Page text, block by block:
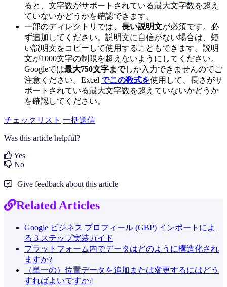
ると、文字数がサポートされている最大文字数を超え
ていないかどうかを確認できます。
一部のディレクトリでは、 長い説明文が必須です。必
ず追加してください。説明文に自信がない場合は、短
い説明文をコピーして使用することもできます。説明
文が1000文字の制限を超えないようにしてください。
Googleでは最大750文字までしか入力できませんのでご
注意ください。Excel でこの数式を使用して、長さがサ
ポートされている最大文字数を超えていないかどうか
を確認してください。
チェックリスト 一括送信
Was this article helpful?
Yes
No
Give feedback about this article
Related Articles
Google ビジネス プロフィール (GBP) インポートによ
る 3 ステップ実装ガイド
プラットフォーム内でデータはどのように構造化され
ますか?
（単一の）位置データを追加または変更するにはどう
すればよいですか?